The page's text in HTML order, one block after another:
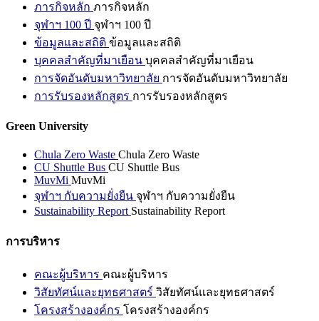
ภารกิจหลัก ภารกิจหลัก
จุฬาฯ 100 ปี จุฬาฯ 100 ปี
ข้อมูลและสถิติ ข้อมูลและสถิติ
บุคคลสำคัญที่มาเยือน บุคคลสำคัญที่มาเยือน
การจัดอันดับมหาวิทยาลัย การจัดอันดับมหาวิทยาลัย
การรับรองหลักสูตร การรับรองหลักสูตร
Green University
Chula Zero Waste Chula Zero Waste
CU Shuttle Bus CU Shuttle Bus
MuvMi MuvMi
จุฬาฯ กับความยั่งยืน จุฬาฯ กับความยั่งยืน
Sustainability Report Sustainability Report
การบริหาร
คณะผู้บริหาร คณะผู้บริหาร
วิสัยทัศน์และยุทธศาสตร์ วิสัยทัศน์และยุทธศาสตร์
โครงสร้างองค์กร โครงสร้างองค์กร